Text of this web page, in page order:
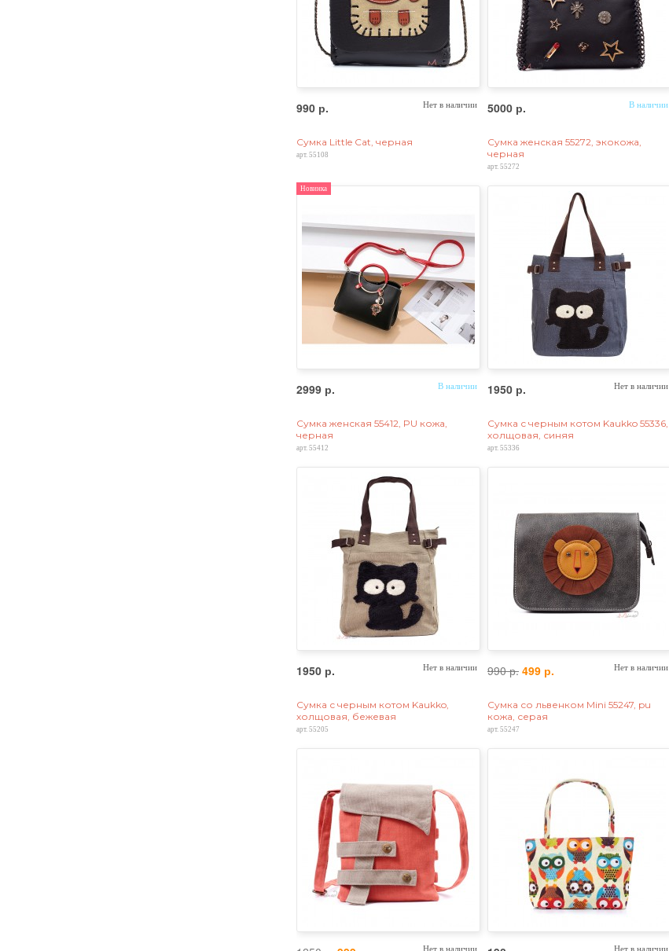
990 р. Нет в наличии
Сумка Little Cat, черная
арт. 55108
5000 р. В наличии
Сумка женская 55272, экокожа,
черная
арт. 55272
Новинка
2999 р. В наличии
Сумка женская 55412, PU кожа,
черная
арт. 55412
1950 р. Нет в наличии
Сумка с черным котом Kaukko 55336,
холщовая, синяя
арт. 55336
1950 р. Нет в наличии
Сумка с черным котом Kaukko,
холщовая, бежевая
арт. 55205
990 р. 499 р. Нет в наличии
Сумка со львенком Mini 55247, pu
кожа, серая
арт. 55247
Нет в наличии Нет в наличии